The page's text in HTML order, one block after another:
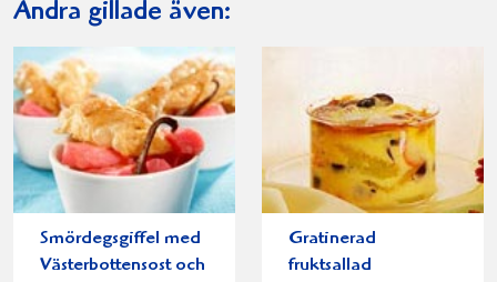
Andra gillade även:
Smördegsgiffel med
Västerbottensost och
Gratinerad
fruktsallad